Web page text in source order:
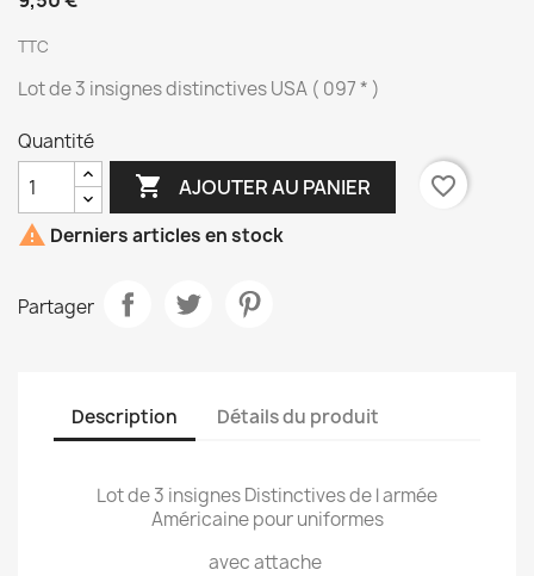
TTC
Lot de 3 insignes distinctives USA ( 097 * )
Quantité
 AJOUTER AU PANIER
favorite_border
 Derniers articles en stock
Partager
Description Détails du produit
Lot de 3 insignes Distinctives de l armée
Américaine pour uniformes
avec attache